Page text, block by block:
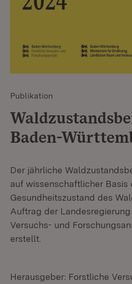
Publikation
Baden-
Der jährliche
auf wissenschaftlicher Basis
Gesundheitszustand des
Auftrag der
Versuchs- und
erstellt.
Herausgeber: Forstliche